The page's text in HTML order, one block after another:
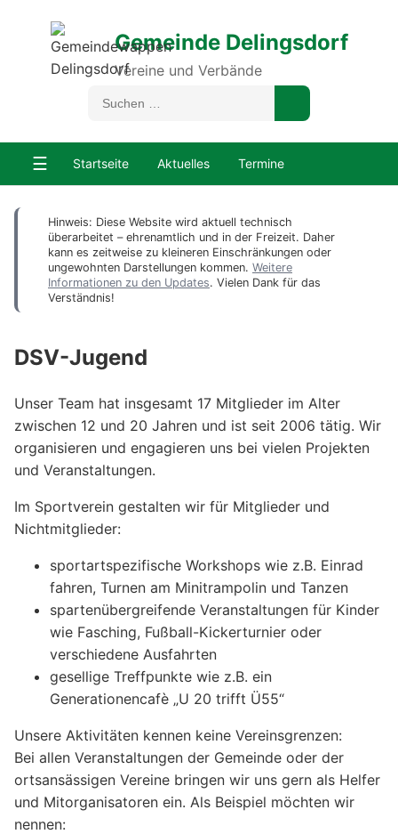
Gemeinde Delingsdorf
Vereine und Verbände
☰ Startseite Aktuelles Termine
Hinweis: Diese Website wird aktuell technisch
überarbeitet – ehrenamtlich und in der Freizeit. Daher
kann es zeitweise zu kleineren Einschränkungen oder
ungewohnten Darstellungen kommen. Weitere
Informationen zu den Updates. Vielen Dank für das
Verständnis!
DSV-Jugend
Unser Team hat insgesamt 17 Mitglieder im Alter
zwischen 12 und 20 Jahren und ist seit 2006 tätig. Wir
organisieren und engagieren uns bei vielen Projekten
und Veranstaltungen.
Im Sportverein gestalten wir für Mitglieder und
Nichtmitglieder:
sportartspezifische Workshops wie z.B. Einrad
fahren, Turnen am Minitrampolin und Tanzen
spartenübergreifende Veranstaltungen für Kinder
wie Fasching, Fußball-Kickerturnier oder
verschiedene Ausfahrten
gesellige Treffpunkte wie z.B. ein
Generationencafè „U 20 trifft Ü55“
Unsere Aktivitäten kennen keine Vereinsgrenzen:
Bei allen Veranstaltungen der Gemeinde oder der
ortsansässigen Vereine bringen wir uns gern als Helfer
und Mitorganisatoren ein. Als Beispiel möchten wir
nennen: